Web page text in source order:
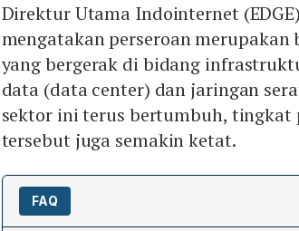
Direktur Utama Indointernet
mengatakan perseroan
yang bergerak di bidang
data (data center) dan jaringan
sektor ini terus bertumbuh,
tersebut juga semakin ketat.
FAQ